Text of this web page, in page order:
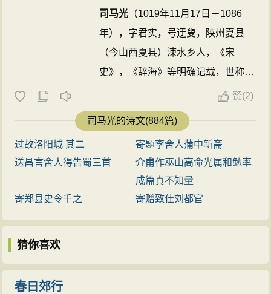
司马光 （1019年11月17日－1086
年），字君实，号迂叟，陕州夏县
（今山西夏县）涑水乡人，《宋
史》，《辞海》等明确记载，世称涑
水先生。生于河南省信阳市光山县。
北宋史学家、文学家。历仕仁宗、英
宗、神宗、哲宗四朝，卒赠太师、温
国公，谥文正，主持编纂了中国历史
上第一部编年体通史《资治通鉴》，
为人温良谦恭、刚正不阿，其人格堪
仰。生平著作甚多，主要有史学巨著
集》、《稽古录》、《涑水记闻》、
赞(2)
司马光的诗文(884篇)
过故洛阳城 其二
寄题李舍人蒲中新斋
送昌言舍人得告蜀三首
介甫作巫山高命光属和勉率
成篇真不知量
寄郑县史令千之
寄赠致仕刘都官
猜你喜欢
春日郊行